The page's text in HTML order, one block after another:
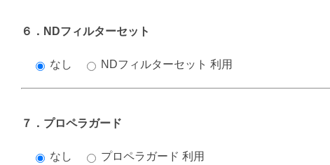
６．NDフィルターセット
なし NDフィルターセット 利用
７．プロペラガード
なし プロペラガード 利用